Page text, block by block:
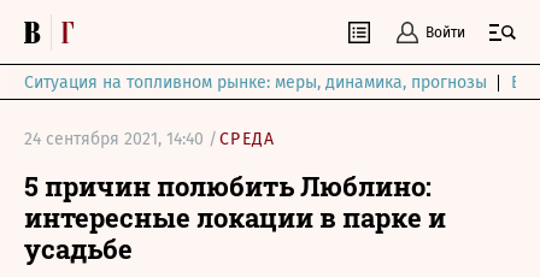
Войти
Ситуация на топливном рынке: меры, динамика, прогнозы
24 сентября 2021, 14:40 /СРЕДА
5 причин полюбить Люблино:
интересные локации в парке и
усадьбе